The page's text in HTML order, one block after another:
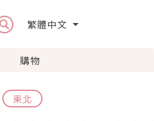
繁體中文
購物
東北